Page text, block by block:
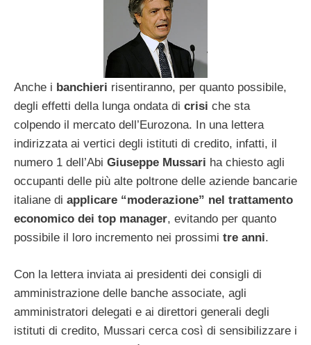
Anche i banchieri risentiranno, per quanto possibile,
degli effetti della lunga ondata di crisi che sta
colpendo il mercato dell’Eurozona. In una lettera
indirizzata ai vertici degli istituti di credito, infatti, il
numero 1 dell’Abi Giuseppe Mussari ha chiesto agli
occupanti delle più alte poltrone delle aziende bancarie
italiane di applicare “moderazione” nel trattamento
economico dei top manager, evitando per quanto
possibile il loro incremento nei prossimi tre anni.
Con la lettera inviata ai presidenti dei consigli di
amministrazione delle banche associate, agli
amministratori delegati e ai direttori generali degli
istituti di credito, Mussari cerca così di sensibilizzare i